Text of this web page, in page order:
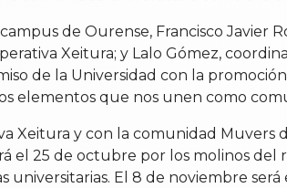
de Ourense, Francisco
Xeitura; y Lalo Gómez,
de la Universidad con la
elementos que nos unen como
Xeitura y con la comunidad
el 25 de octubre por los molinos del
universitarias. El 8 de noviembre